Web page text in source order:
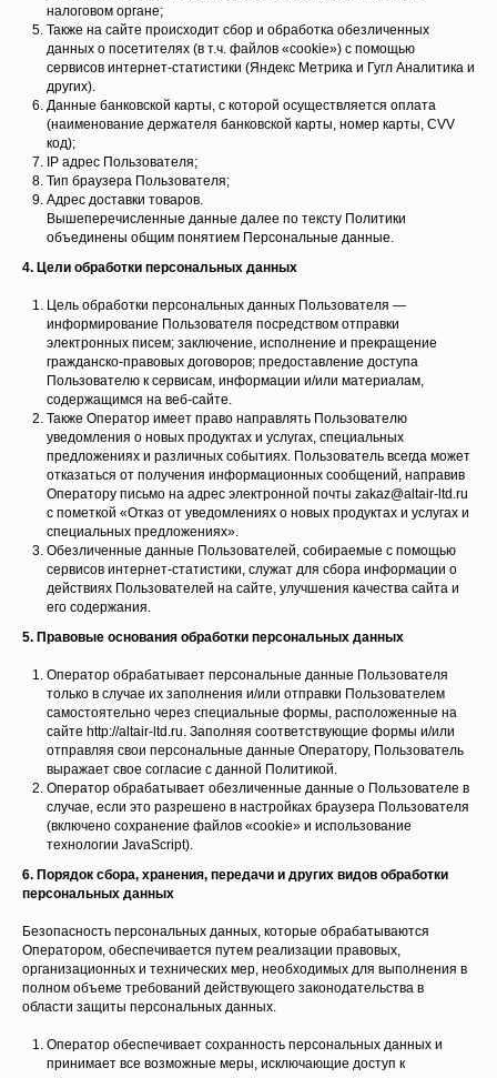
налоговом органе;
Также на сайте происходит сбор и обработка обезличенных
данных о посетителях (в т.ч. файлов «cookie») с помощью
сервисов интернет-статистики (Яндекс Метрика и Гугл Аналитика и
других).
Данные банковской карты, с которой осуществляется оплата
(наименование держателя банковской карты, номер карты, CVV
код);
IP адрес Пользователя;
Тип браузера Пользователя;
Адрес доставки товаров.
Вышеперечисленные данные далее по тексту Политики
объединены общим понятием Персональные данные.
4. Цели обработки персональных данных
Цель обработки персональных данных Пользователя —
информирование Пользователя посредством отправки
электронных писем; заключение, исполнение и прекращение
гражданско-правовых договоров; предоставление доступа
Пользователю к сервисам, информации и/или материалам,
содержащимся на веб-сайте.
Также Оператор имеет право направлять Пользователю
уведомления о новых продуктах и услугах, специальных
предложениях и различных событиях. Пользователь всегда может
отказаться от получения информационных сообщений, направив
Оператору письмо на адрес электронной почты zakaz@altair-ltd.ru
с пометкой «Отказ от уведомлениях о новых продуктах и услугах и
специальных предложениях».
Обезличенные данные Пользователей, собираемые с помощью
сервисов интернет-статистики, служат для сбора информации о
действиях Пользователей на сайте, улучшения качества сайта и
его содержания.
5. Правовые основания обработки персональных данных
Оператор обрабатывает персональные данные Пользователя
только в случае их заполнения и/или отправки Пользователем
самостоятельно через специальные формы, расположенные на
сайте http://altair-ltd.ru. Заполняя соответствующие формы и/или
отправляя свои персональные данные Оператору, Пользователь
выражает свое согласие с данной Политикой.
Оператор обрабатывает обезличенные данные о Пользователе в
случае, если это разрешено в настройках браузера Пользователя
(включено сохранение файлов «cookie» и использование
технологии JavaScript).
6. Порядок сбора, хранения, передачи и других видов обработки
персональных данных
Безопасность персональных данных, которые обрабатываются
Оператором, обеспечивается путем реализации правовых,
организационных и технических мер, необходимых для выполнения в
полном объеме требований действующего законодательства в
области защиты персональных данных.
Оператор обеспечивает сохранность персональных данных и
принимает все возможные меры, исключающие доступ к